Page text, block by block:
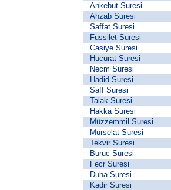
Ankebut Suresi
Ahzab Suresi
Saffat Suresi
Fussilet Suresi
Casiye Suresi
Hucurat Suresi
Necm Suresi
Hadid Suresi
Saff Suresi
Talak Suresi
Hakka Suresi
Müzzemmil Suresi
Mürselat Suresi
Tekvir Suresi
Buruc Suresi
Fecr Suresi
Duha Suresi
Kadir Suresi